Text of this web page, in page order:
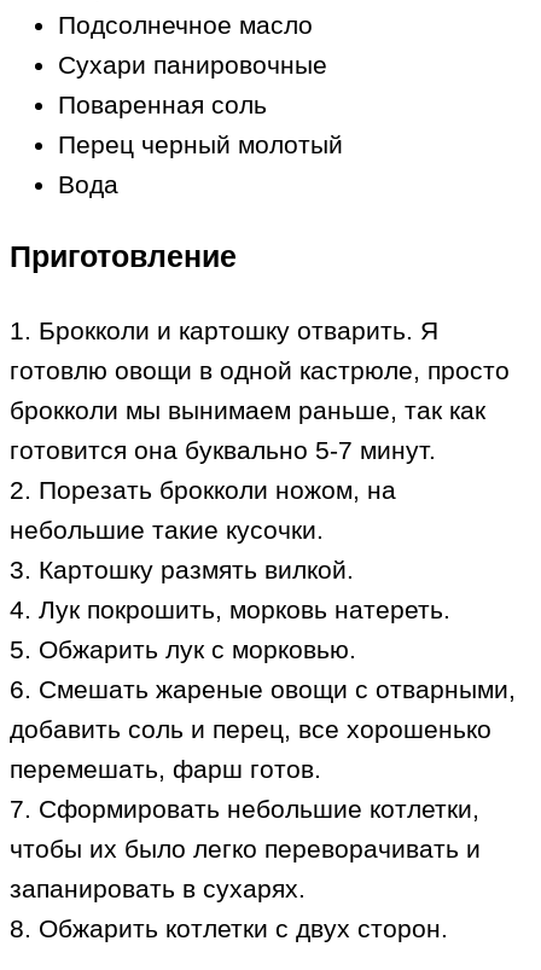
Подсолнечное масло
Сухари панировочные
Поваренная соль
Перец черный молотый
Вода
Приготовление
1. Брокколи и картошку отварить. Я
готовлю овощи в одной кастрюле, просто
брокколи мы вынимаем раньше, так как
готовится она буквально 5-7 минут.
2. Порезать брокколи ножом, на
небольшие такие кусочки.
3. Картошку размять вилкой.
4. Лук покрошить, морковь натереть.
5. Обжарить лук с морковью.
6. Смешать жареные овощи с отварными,
добавить соль и перец, все хорошенько
перемешать, фарш готов.
7. Сформировать небольшие котлетки,
чтобы их было легко переворачивать и
запанировать в сухарях.
8. Обжарить котлетки с двух сторон.